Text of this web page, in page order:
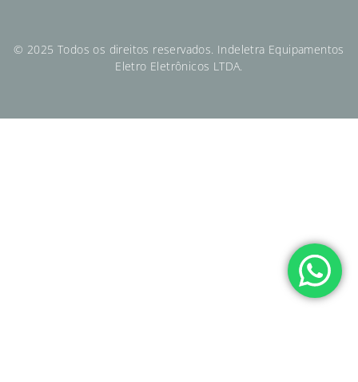
© 2025 Todos os direitos reservados. Indeletra Equipamentos
Eletro Eletrônicos LTDA.